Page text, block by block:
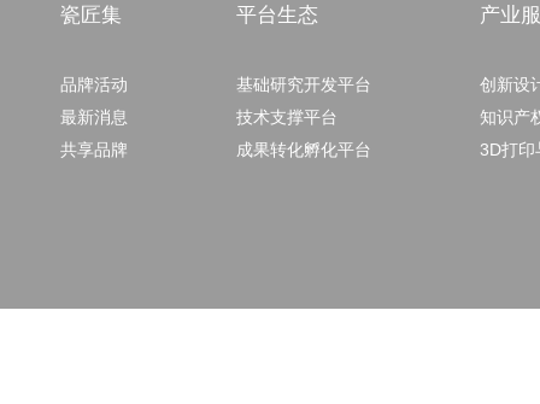
瓷匠集
品牌活动
最新消息
共享品牌
平台生态
基础研究开发平台
技术支撑平台
成果转化孵化平台
产业
创新设
知识产
3D打印